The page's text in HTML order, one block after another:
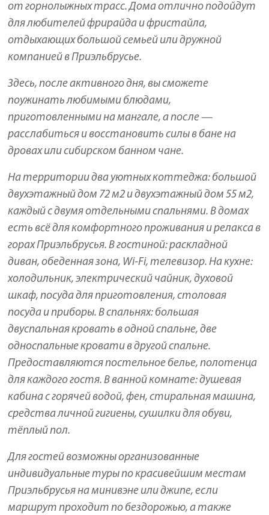
от горнолыжных трасс. Дома отлично подойдут
для любителей фрирайда и фристайла,
отдыхающих большой семьей или дружной
компанией в Приэльбрусье.
Здесь, после активного дня, вы сможете
поужинать любимыми блюдами,
приготовленными на мангале, а после —
расслабиться и восстановить силы в бане на
дровах или сибирском банном чане.
На территории два уютных коттеджа: большой
двухэтажный дом 72 м2 и двухэтажный дом 55 м2,
каждый с двумя отдельными спальнями. В домах
есть всё для комфортного проживания и релакса в
горах Приэльбрусья. В гостиной: раскладной
диван, обеденная зона, Wi-Fi, телевизор. На кухне:
холодильник, электрический чайник, духовой
шкаф, посуда для приготовления, столовая
посуда и приборы. В спальнях: большая
двуспальная кровать в одной спальне, две
односпальные кровати в другой спальне.
Предоставляются постельное белье, полотенца
для каждого гостя. В ванной комнате: душевая
кабина с горячей водой, фен, стиральная машина,
средства личной гигиены, сушилки для обуви,
тёплый пол.
Для гостей возможны организованные
индивидуальные туры по красивейшим местам
Приэльбрусья на минивэне или джипе, если
маршрут проходит по бездорожью, а также